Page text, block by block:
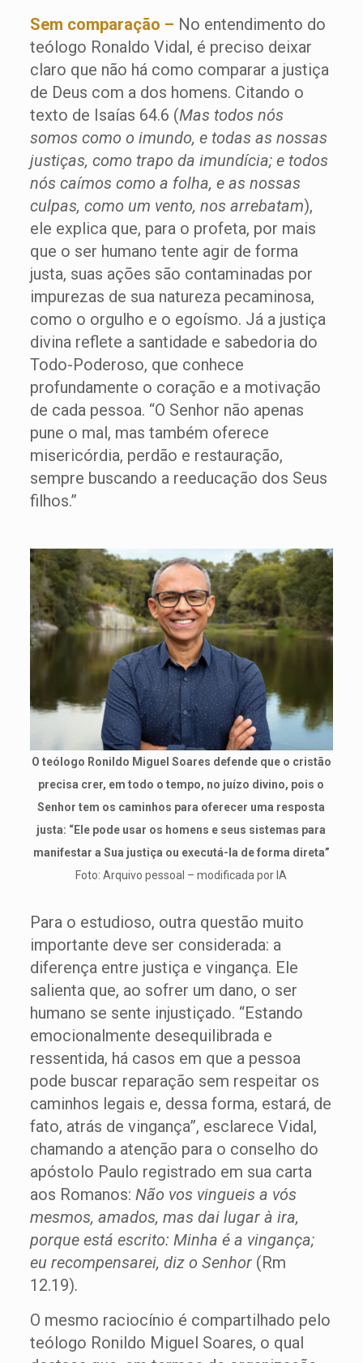
Sem comparação – No entendimento do
teólogo Ronaldo Vidal, é preciso deixar
claro que não há como comparar a justiça
de Deus com a dos homens. Citando o
texto de Isaías 64.6 (Mas todos nós
somos como o imundo, e todas as nossas
justiças, como trapo da imundícia; e todos
nós caímos como a folha, e as nossas
culpas, como um vento, nos arrebatam),
ele explica que, para o profeta, por mais
que o ser humano tente agir de forma
justa, suas ações são contaminadas por
impurezas de sua natureza pecaminosa,
como o orgulho e o egoísmo. Já a justiça
divina reflete a santidade e sabedoria do
Todo-Poderoso, que conhece
profundamente o coração e a motivação
de cada pessoa. “O Senhor não apenas
pune o mal, mas também oferece
misericórdia, perdão e restauração,
sempre buscando a reeducação dos Seus
filhos.”
O teólogo Ronildo Miguel Soares defende que o cristão
precisa crer, em todo o tempo, no juízo divino, pois o
Senhor tem os caminhos para oferecer uma resposta
justa: “Ele pode usar os homens e seus sistemas para
manifestar a Sua justiça ou executá-la de forma direta”
Foto: Arquivo pessoal – modificada por IA
Para o estudioso, outra questão muito
importante deve ser considerada: a
diferença entre justiça e vingança. Ele
salienta que, ao sofrer um dano, o ser
humano se sente injustiçado. “Estando
emocionalmente desequilibrada e
ressentida, há casos em que a pessoa
pode buscar reparação sem respeitar os
caminhos legais e, dessa forma, estará, de
fato, atrás de vingança”, esclarece Vidal,
chamando a atenção para o conselho do
apóstolo Paulo registrado em sua carta
aos Romanos: Não vos vingueis a vós
mesmos, amados, mas dai lugar à ira,
porque está escrito: Minha é a vingança;
eu recompensarei, diz o Senhor (Rm
12.19).
O mesmo raciocínio é compartilhado pelo
teólogo Ronildo Miguel Soares, o qual